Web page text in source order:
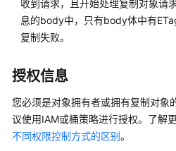
快
速
桶
对
收到请求，且开始处理复制对象请
息的body中，只有body体中有
复制失败。
授权信息
您必须是对象拥有者或拥有复制对象
议使用IAM或桶策略进行授权。了解
不同权限控制方式的区别。